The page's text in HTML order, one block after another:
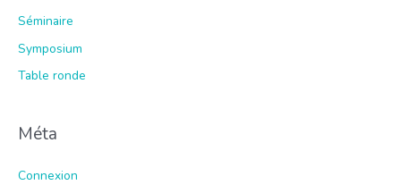
Séminaire
Symposium
Table ronde
Méta
Connexion